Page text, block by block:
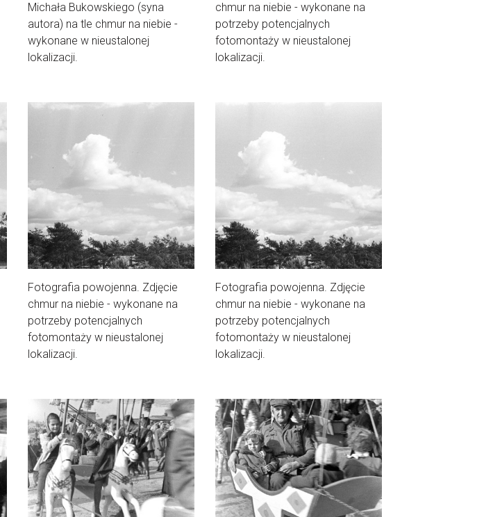
Michała Bukowskiego (syna
autora) na tle chmur na niebie -
wykonane w nieustalonej
lokalizacji.
chmur na niebie - wykonane na
potrzeby potencjalnych
fotomontaży w nieustalonej
lokalizacji.
Fotografia powojenna. Zdjęcie
chmur na niebie - wykonane na
potrzeby potencjalnych
fotomontaży w nieustalonej
lokalizacji.
Fotografia powojenna. Zdjęcie
chmur na niebie - wykonane na
potrzeby potencjalnych
fotomontaży w nieustalonej
lokalizacji.